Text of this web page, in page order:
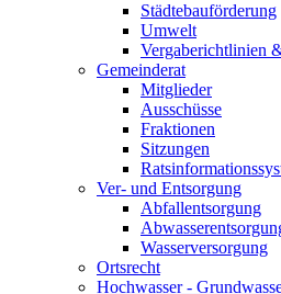
Städtebauförderung
Umwelt
Vergaberichtlinien
Gemeinderat
Mitglieder
Ausschüsse
Fraktionen
Sitzungen
Ver- und Entsorgung
Abfallentsorgung
Wasserversorgung
Ortsrecht
Hochwasser -